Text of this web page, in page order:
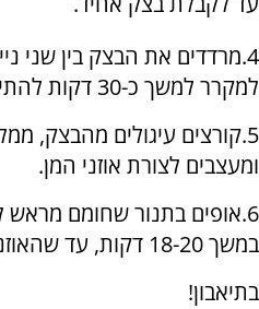
4.מרדדים את הבצק בין שני
למקרר למשך כ-30 דקות להתייצבות.
5.קורצים עיגולים מהבצק,
ומעצבים לצורת אוזני המן.
במשך 18-20 דקות, עד שהאוזניים מזהיבות.
בתיאבון!